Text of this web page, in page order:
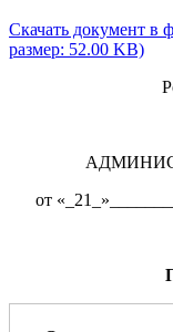
Скачать документ в
размер: 52.00 KB)
от